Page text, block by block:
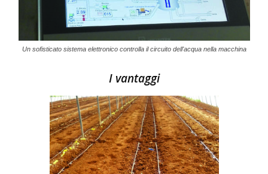
Un sofisticato sistema elettronico controlla il circuito dell'acqua nella macchina
I vantaggi